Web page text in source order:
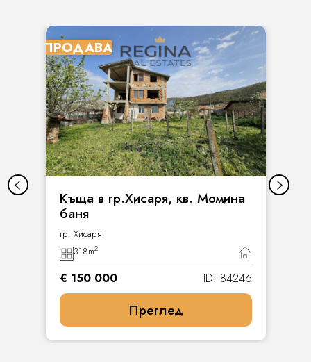
ПРОДАВА
Къща в гр.Хисаря, кв. Момина
баня
гр. Хисаря
318m2
€ 150 000 ID: 84246
Преглед